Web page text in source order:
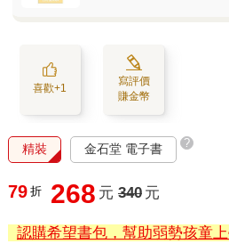
喜歡+1
寫評價
賺金幣
精裝 金石堂 電子書 ?
79 折 268 元 340 元
認購希望書包，幫助弱勢孩童上